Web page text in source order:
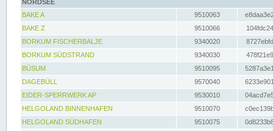
NORDSEE
BAKE A
9510063
BAKE Z
9510066
BORKUM FISCHERBALJE
9340020
BORKUM SÜDSTRAND
9340030
BÜSUM
9510095
DAGEBÜLL
9570040
EIDER-SPERRWERK AP
9530010
HELGOLAND BINNENHAFEN
9510070
HELGOLAND SÜDHAFEN
9510075